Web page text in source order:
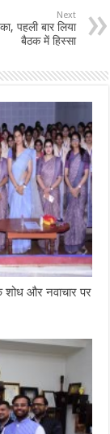
Next
पहली बार लिया
बैठक में हिस्सा
शोध और नवाचार पर